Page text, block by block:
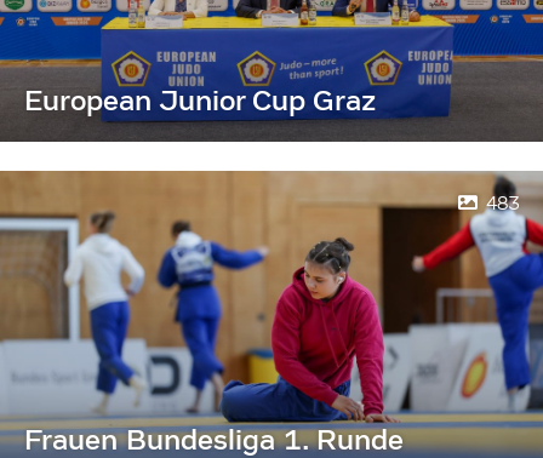
European Junior Cup Graz
483
Frauen Bundesliga 1. Runde